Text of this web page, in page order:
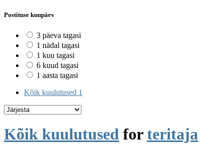
Postituse kuupäev
3 päeva tagasi
1 nädal tagasi
1 kuu tagasi
6 kuud tagasi
1 aasta tagasi
Kõik kuulutused 1
Kõik kuulutused forteritaja